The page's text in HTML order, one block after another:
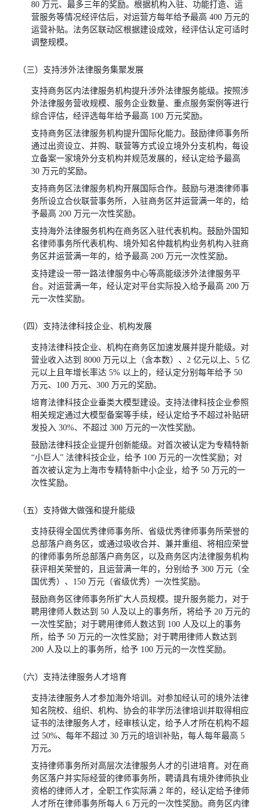
80 万元、最多三年的奖励。根据机构入驻、功能打造、运
营服务等情况经评估后，对运营方每年给予最高 400 万元的
运营补贴。法务区联动区根据建设成效，经评估认定可适时
调整规模。
（三）支持涉外法律服务集聚发展
支持商务区内法律服务机构提升涉外法律服务能级。按照涉
外法律服务营收规模、服务企业数量、重点服务案例等进行
综合评估，经评选每年给予最高 100 万元奖励。
支持商务区法律服务机构提升国际化能力。鼓励律师事务所
通过出资设立、并购、联营等方式设立境外分支机构，每设
立备案一家境外分支机构并规范发展的，经认定给予最高
30 万元的奖励。
支持商务区法律服务机构开展国际合作。鼓励与港澳律师事
务所设立合伙联营事务所，入驻商务区并运营满一年的，给
予最高 200 万元一次性奖励。
支持海外法律服务机构在商务区入驻代表机构。鼓励外国知
名律师事务所代表机构、境外知名仲裁机构业务机构入驻商
务区并运营满一年的，给予最高 200 万元一次性奖励。
支持建设一带一路法律服务中心等高能级涉外法律服务平
台。对运营满一年，经认定对平台实际投入给予最高 200 万
元一次性奖励。
（四）支持法律科技企业、机构发展
支持法律科技企业、机构在商务区加速发展并提升能级。对
营业收入达到 8000 万元以上（含本数）、2 亿元以上、5 亿
元以上且年增长率达 5% 以上的，经认定分别每年给予 50
万元、100 万元、300 万元的奖励。
培育法律科技企业垂类大模型建设。支持法律科技企业参照
相关规定通过大模型备案等手续，经认定给予不超过补贴研
发投入 30%、不超过 300 万元的一次性奖励。
鼓励法律科技企业提升创新能级。对首次被认定为专精特新
“小巨人” 法律科技企业，给予 100 万元的一次性奖励；对
首次被认定为上海市专精特新中小企业，给予 50 万元的一
次性奖励。
（五）支持做大做强和提升能级
支持获得全国优秀律师事务所、省级优秀律师事务所荣誉的
总部落户商务区，或通过吸收合并、兼并重组、将相应荣誉
的律师事务所总部落户商务区，以及商务区内法律服务机构
获评相关荣誉的，且运营满一年的，分别给予 300 万元（全
国优秀）、150 万元（省级优秀）一次性奖励。
鼓励商务区律师事务所扩大人员规模。提升服务能力，对于
聘用律师人数达到 50 人及以上的事务所，将给予 20 万元的
一次性奖励；对于聘用律师人数达到 100 人及以上的事务
所，给予 50 万元的一次性奖励；对于聘用律师人数达到
200 人及以上的事务所，给予 100 万元的一次性奖励。
（六）支持法律服务人才培育
支持法律服务人才参加海外培训。对参加经认可的境外法律
知名院校、组织、机构、协会的非学历法律培训并取得相应
证书的法律服务人才，经审核认定，给予人才所在机构不超
过 50%、每年不超过 30 万元的培训补贴，每人每年最高 5
万元。
支持律师事务所对高层次法律服务人才的引进培育。对在商
务区落户并实际经营的律师事务所，聘请具有境外律师执业
资格的律师人才，全职工作实际满 2 年的，经认定给予律师
人才所在律师事务所每人 6 万元的一次性奖励。商务区内律